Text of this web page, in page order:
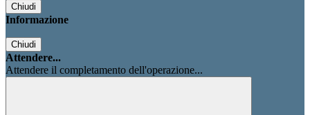
Chiudi
Informazione
Chiudi
Attendere...
Attendere il completamento dell'operazione...